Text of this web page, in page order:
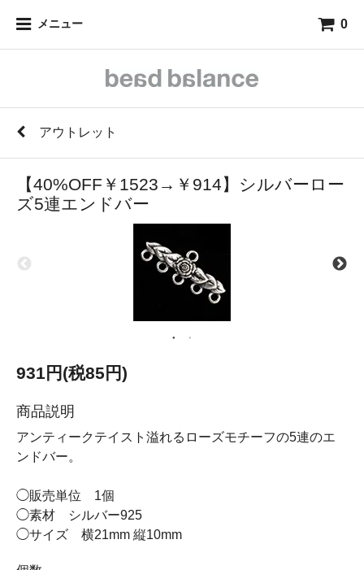
メニュー 0
アウトレット
【40%OFF￥1523→￥914】シルバーロー
ズ5連エンドバー
931円(税85円)
商品説明
アンティークテイスト溢れるローズモチーフの5連のエ
ンドバー。
◯販売単位 1個
◯素材 シルバー925
◯サイズ 横21mm 縦10mm